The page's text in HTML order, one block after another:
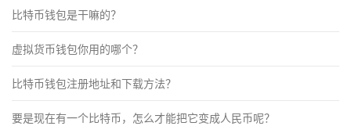
比特币钱包是干嘛的？
虚拟货币钱包你用的哪个？
比特币钱包注册地址和下载方法？
要是现在有一个比特币，怎么才能把它变成人民币呢？